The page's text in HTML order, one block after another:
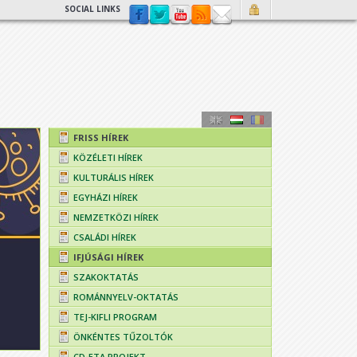
SOCIAL LINKS
FRISS HÍREK
KÖZÉLETI HÍREK
KULTURÁLIS HÍREK
EGYHÁZI HÍREK
NEMZETKÖZI HÍREK
CSALÁDI HÍREK
IFJÚSÁGI HÍREK
SZAKOKTATÁS
ROMÁNNYELV-OKTATÁS
TEJ-KIFLI PROGRAM
ÖNKÉNTES TŰZOLTÓK